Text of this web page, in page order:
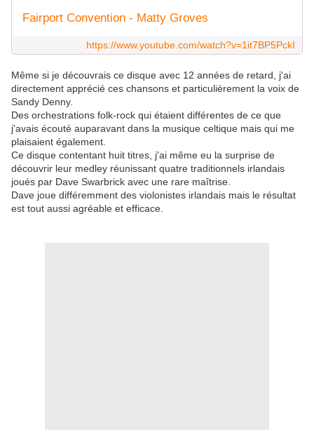
Fairport Convention - Matty Groves
https://www.youtube.com/watch?v=1it7BP5PckI
Même si je découvrais ce disque avec 12 années de retard, j'ai
directement apprécié ces chansons et particulièrement la voix de
Sandy Denny.
Des orchestrations folk-rock qui étaient différentes de ce que
j'avais écouté auparavant dans la musique celtique mais qui me
plaisaient également.
Ce disque contentant huit titres, j'ai même eu la surprise de
découvrir leur medley réunissant quatre traditionnels irlandais
joués par Dave Swarbrick avec une rare maîtrise.
Dave joue différemment des violonistes irlandais mais le résultat
est tout aussi agréable et efficace.